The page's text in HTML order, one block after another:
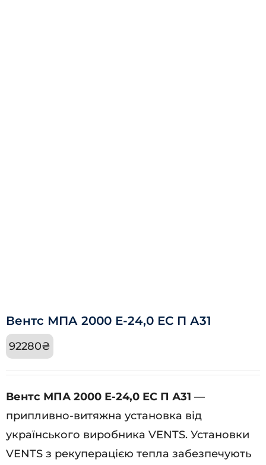
Вентс МПА 2000 Е-24,0 ЕС П А31
92280₴
Вентс МПА 2000 Е-24,0 ЕС П А31 —
припливно-витяжна установка від
українського виробника VENTS. Установки
VENTS з рекуперацією тепла забезпечують